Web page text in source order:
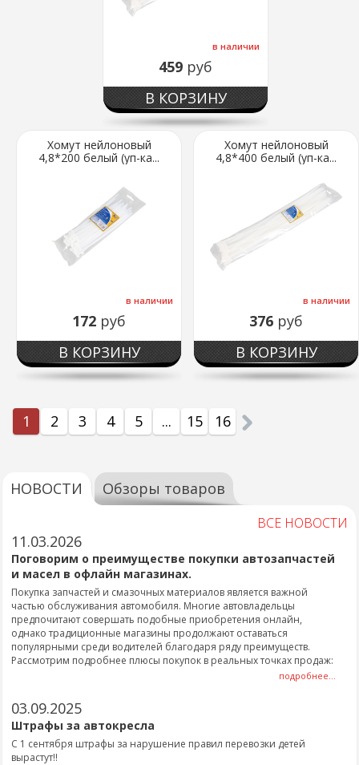
в наличии
459 руб
В КОРЗИНУ
Хомут нейлоновый
4,8*200 белый (уп-ка...
в наличии
172 руб
В КОРЗИНУ
Хомут нейлоновый
4,8*400 белый (уп-ка...
в наличии
376 руб
В КОРЗИНУ
1 2 3 4 5 ... 15 16
НОВОСТИ Обзоры товаров
ВСЕ НОВОСТИ
11.03.2026
Поговорим о преимуществе покупки автозапчастей
и масел в офлайн магазинах.
Покупка запчастей и смазочных материалов является важной
частью обслуживания автомобиля. Многие автовладельцы
предпочитают совершать подобные приобретения онлайн,
однако традиционные магазины продолжают оставаться
популярными среди водителей благодаря ряду преимуществ.
Рассмотрим подробнее плюсы покупок в реальных точках продаж:
подробнее...
03.09.2025
Штрафы за автокресла
С 1 сентября штрафы за нарушение правил перевозки детей
вырастут!!